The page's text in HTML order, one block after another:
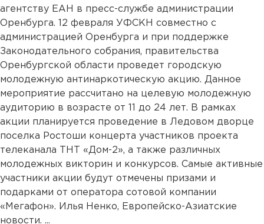
агентству ЕАН в пресс-службе администрации
Оренбурга. 12 февраля УФСКН совместно с
администрацией Оренбурга и при поддержке
Законодательного собрания, правительства
Оренбургской области проведет городскую
молодежную антинаркотическую акцию. Данное
мероприятие рассчитано на целевую молодежную
аудиторию в возрасте от 11 до 24 лет. В рамках
акции планируется проведение в Ледовом дворце
поселка Ростоши концерта участников проекта
телеканала ТНТ «Дом-2», а также различных
молодежных викторин и конкурсов. Самые активные
участники акции будут отмечены призами и
подарками от оператора сотовой компании
«Мегафон». Илья Ненко, Европейско-Азиатские
новости. ...